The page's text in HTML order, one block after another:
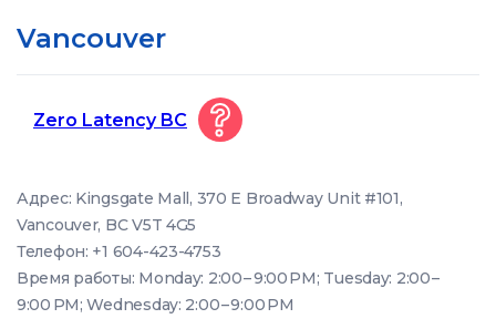
Vancouver
Zero Latency BC
Адрес: Kingsgate Mall, 370 E Broadway Unit #101,
Vancouver, BC V5T 4G5
Телефон: +1 604-423-4753
Время работы: Monday: 2:00 – 9:00 PM; Tuesday: 2:00 –
9:00 PM; Wednesday: 2:00 – 9:00 PM